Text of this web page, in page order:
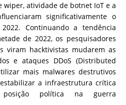
wiper, atividade de botnet IoT e a
significativamente o
Continuando a tendência
de 2022, os pesquisadores
viram hacktivistas mudarem as
e ataques DDoS (Distributed
mais malwares destrutivos
a infraestrutura crítica
política na guerra